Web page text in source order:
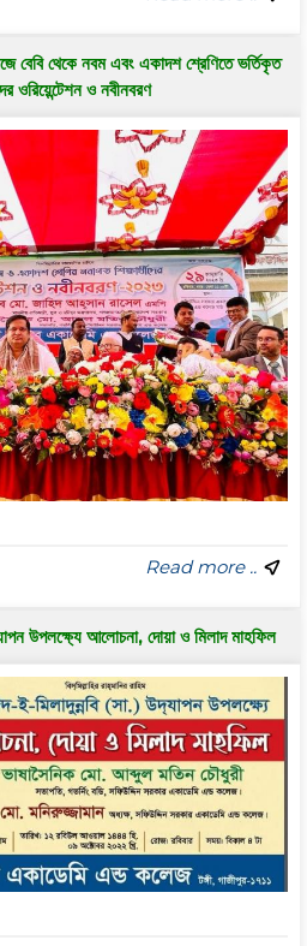
বেবি থেকে নবম এবং একাদশ শ্রেণিতে ভর্তিকৃত
ওরিয়েন্টেশন ও নবীনবরণ
Read more ..
উপলক্ষ্যে আলোচনা, দোয়া ও মিলাদ মাহফিল